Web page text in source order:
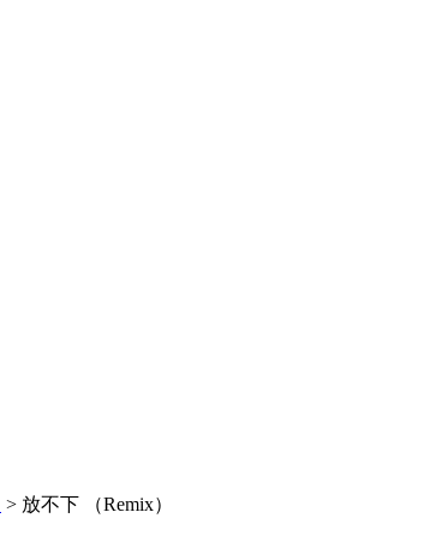
> 放不下 （Remix）